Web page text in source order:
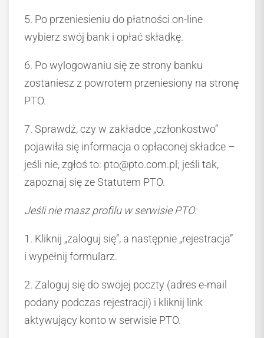
5. Po przeniesieniu do płatności on-line
wybierz swój bank i opłać składkę.
6. Po wylogowaniu się ze strony banku
zostaniesz z powrotem przeniesiony na stronę
PTO.
7. Sprawdź, czy w zakładce „członkostwo”
pojawiła się informacja o opłaconej składce –
jeśli nie, zgłoś to: pto@pto.com.pl; jeśli tak,
zapoznaj się ze Statutem PTO.
Jeśli nie masz profilu w serwisie PTO:
1. Kliknij „zaloguj się”, a następnie „rejestracja”
i wypełnij formularz.
2. Zaloguj się do swojej poczty (adres e-mail
podany podczas rejestracji) i kliknij link
aktywujący konto w serwisie PTO.